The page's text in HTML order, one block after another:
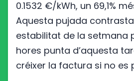
0.1532 €/kWh, un 69,1%
Aquesta pujada
estabilitat de la setmana
hores punta d’aquesta
créixer la factura si no es